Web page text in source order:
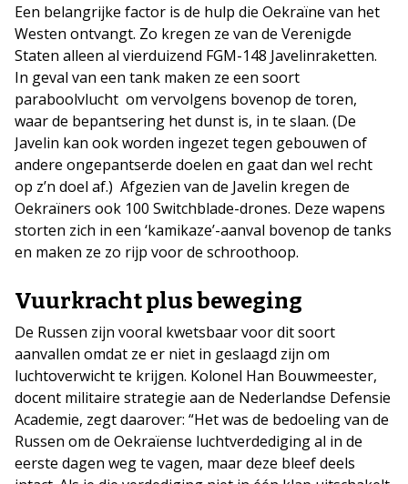
Een belangrijke factor is de hulp die Oekraïne van het
Westen ontvangt. Zo kregen ze van de Verenigde
Staten alleen al vierduizend FGM-148 Javelinraketten.
In geval van een tank maken ze een soort
paraboolvlucht om vervolgens bovenop de toren,
waar de bepantsering het dunst is, in te slaan. (De
Javelin kan ook worden ingezet tegen gebouwen of
andere ongepantserde doelen en gaat dan wel recht
op z’n doel af.) Afgezien van de Javelin kregen de
Oekraïners ook 100 Switchblade-drones. Deze wapens
storten zich in een ‘kamikaze’-aanval bovenop de tanks
en maken ze zo rijp voor de schroothoop.
Vuurkracht plus beweging
De Russen zijn vooral kwetsbaar voor dit soort
aanvallen omdat ze er niet in geslaagd zijn om
luchtoverwicht te krijgen. Kolonel Han Bouwmeester,
docent militaire strategie aan de Nederlandse Defensie
Academie, zegt daarover: “Het was de bedoeling van de
Russen om de Oekraïense luchtverdediging al in de
eerste dagen weg te vagen, maar deze bleef deels